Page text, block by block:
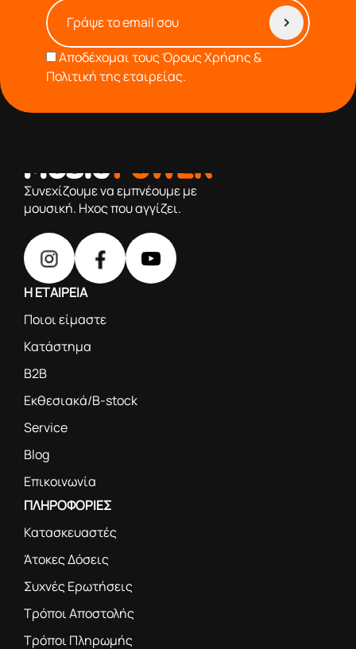
Αποδέχομαι τουςΌρους Χρήσης &
Πολιτική της εταιρείας.
Συνεχίζουμε να εμπνέουμε με
μουσική. Ηχος που αγγίζει.
Η ΕΤΑΙΡΕΙΑ
Ποιοι είμαστε
Κατάστημα
B2B
Εκθεσιακά/B-stock
Service
Blog
Επικοινωνία
ΠΛΗΡΟΦΟΡΙΕΣ
Κατασκευαστές
Άτοκες Δόσεις
Συχνές Ερωτήσεις
Τρόποι Αποστολής
Τρόποι Πληρωμής